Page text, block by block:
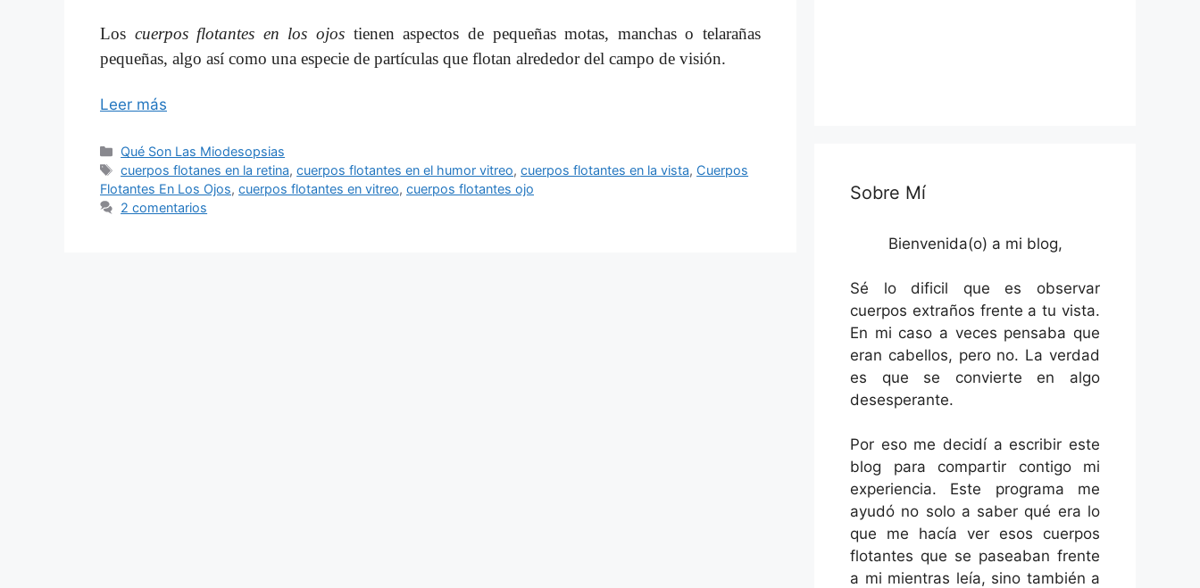
Los cuerpos flotantes en los ojos tienen aspectos de pequeñas motas, manchas o telarañas
pequeñas, algo así como una especie de partículas que flotan alrededor del campo de visión.
Leer más
Categorías
Qué Son Las Miodesopsias
Etiquetas
cuerpos flotanes en la retina,cuerpos flotantes en el humor vitreo,cuerpos flotantes en la vista, Cuerpos
Flotantes En Los Ojos, cuerpos flotantes en vitreo, cuerpos flotantes ojo
2 comentarios
Sobre Mí
Bienvenida(o) a mi blog,
Sé lo dificil que es observar
cuerpos extraños frente a tu vista.
En mi caso a veces pensaba que
eran cabellos, pero no. La verdad
es que se convierte en algo
desesperante.
Por eso me decidí a escribir este
blog para compartir contigo mi
experiencia. Este programa me
ayudó no solo a saber qué era lo
que me hacía ver esos cuerpos
flotantes que se paseaban frente
a mi mientras leía, sino también a